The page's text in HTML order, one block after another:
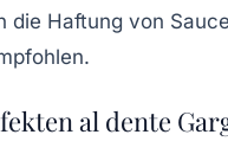
die Haftung von
al dente